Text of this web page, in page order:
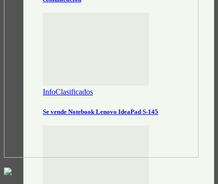
InfoClasificados
Se vende Notebook Lenovo IdeaPad S-145